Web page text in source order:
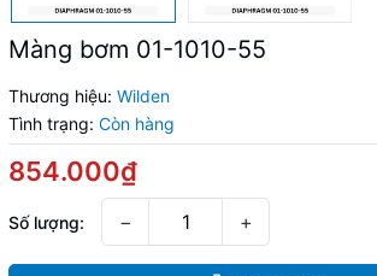
Màng bơm 01-1010-55
Thương hiệu: Wilden
Tình trạng: Còn hàng
854.000₫
Số lượng: − +